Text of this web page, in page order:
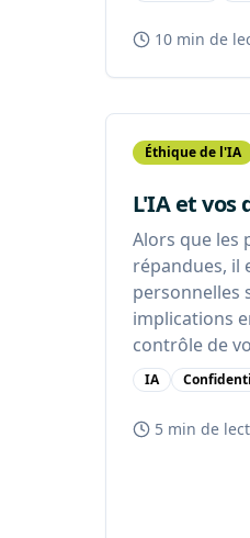
10 min de
Éthique de l'IA
L'IA et vos
Alors que les
répandues, il
personnelles
implications
contrôle de
IA
5 min de